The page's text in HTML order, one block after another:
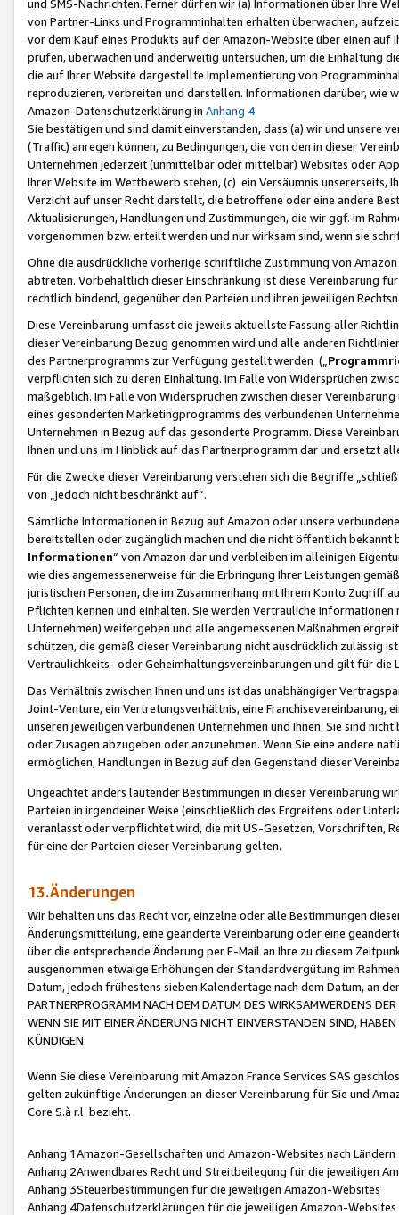
und SMS-Nachrichten. Ferner dürfen wir (a) Informationen über Ihre
von Partner-Links und Programminhalten erhalten überwachen,
vor dem Kauf eines Produkts auf der Amazon-Website über einen
prüfen, überwachen und anderweitig untersuchen, um die Einhaltung
die auf Ihrer Website dargestellte Implementierung von
reproduzieren, verbreiten und darstellen. Informationen darüber, wie
Amazon-Datenschutzerklärung in Anhang 4.
Sie bestätigen und sind damit einverstanden, dass (a) wir und
(Traffic) anregen können, zu Bedingungen, die von den in dieser
Unternehmen jederzeit (unmittelbar oder mittelbar) Websites oder
Ihrer Website im Wettbewerb stehen, (c) ein Versäumnis unsererseits,
Verzicht auf unser Recht darstellt, die betroffene oder eine andere
Aktualisierungen, Handlungen und Zustimmungen, die wir ggf. im
vorgenommen bzw. erteilt werden und nur wirksam sind, wenn sie
Ohne die ausdrückliche vorherige schriftliche Zustimmung von
abtreten. Vorbehaltlich dieser Einschränkung ist diese Vereinbarung
rechtlich bindend, gegenüber den Parteien und ihren jeweiligen
Diese Vereinbarung umfasst die jeweils aktuellste Fassung aller
dieser Vereinbarung Bezug genommen wird und alle anderen
des Partnerprogramms zur Verfügung gestellt werden („
verpflichten sich zu deren Einhaltung. Im Falle von Widersprüchen
maßgeblich. Im Falle von Widersprüchen zwischen dieser
eines gesonderten Marketingprogramms des verbundenen
Unternehmen in Bezug auf das gesonderte Programm. Diese
Ihnen und uns im Hinblick auf das Partnerprogramm dar und ersetzt
Für die Zwecke dieser Vereinbarung verstehen sich die Begriffe
von „jedoch nicht beschränkt auf“.
Sämtliche Informationen in Bezug auf Amazon oder unsere
bereitstellen oder zugänglich machen und die nicht öffentlich
Informationen“ von Amazon dar und verbleiben im alleinigen
wie dies angemessenerweise für die Erbringung Ihrer Leistungen
juristischen Personen, die im Zusammenhang mit Ihrem Konto
Pflichten kennen und einhalten. Sie werden Vertrauliche
Unternehmen) weitergeben und alle angemessenen Maßnahmen
schützen, die gemäß dieser Vereinbarung nicht ausdrücklich zulässig
Vertraulichkeits- oder Geheimhaltungsvereinbarungen und gilt für die
Das Verhältnis zwischen Ihnen und uns ist das unabhängiger
Joint-Venture, ein Vertretungsverhältnis, eine Franchisevereinbarung,
unseren jeweiligen verbundenen Unternehmen und Ihnen. Sie sind
oder Zusagen abzugeben oder anzunehmen. Wenn Sie eine andere
ermöglichen, Handlungen in Bezug auf den Gegenstand dieser
Ungeachtet anders lautender Bestimmungen in dieser Vereinbarung
Parteien in irgendeiner Weise (einschließlich des Ergreifens oder
veranlasst oder verpflichtet wird, die mit US-Gesetzen, Vorschriften,
für eine der Parteien dieser Vereinbarung gelten.
13.Änderungen
Wir behalten uns das Recht vor, einzelne oder alle Bestimmungen
Änderungsmitteilung, eine geänderte Vereinbarung oder eine
über die entsprechende Änderung per E-Mail an Ihre zu diesem
ausgenommen etwaige Erhöhungen der Standardvergütung im
Datum, jedoch frühestens sieben Kalendertage nach dem Datum, an
PARTNERPROGRAMM NACH DEM DATUM DES WIRKSAMWERDENS
WENN SIE MIT EINER ÄNDERUNG NICHT EINVERSTANDEN SIND,
KÜNDIGEN.
Wenn Sie diese Vereinbarung mit Amazon France Services SAS
gelten zukünftige Änderungen an dieser Vereinbarung für Sie und
Core S.à r.l. bezieht.
Anhang 1Amazon-Gesellschaften und Amazon-Websites nach Ländern
Anhang 2Anwendbares Recht und Streitbeilegung für die jeweiligen
Anhang 3Steuerbestimmungen für die jeweiligen Amazon-Websites
Anhang 4Datenschutzerklärungen für die jeweiligen Amazon-Websites